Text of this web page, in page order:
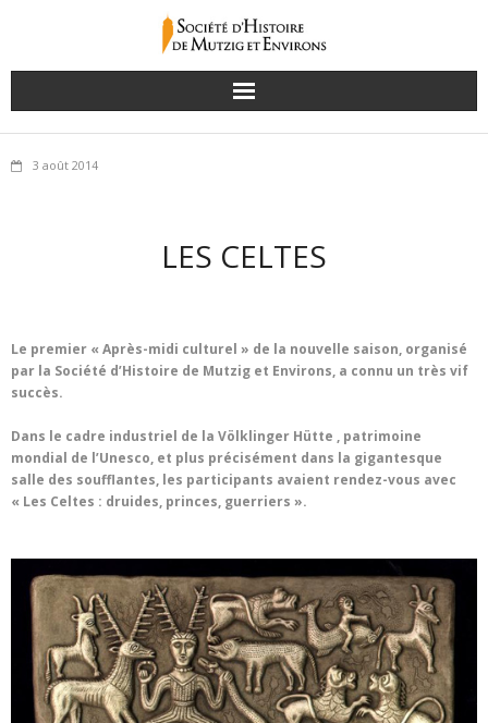
3 août 2014
LES CELTES
Le premier « Après-midi culturel » de la nouvelle saison, organisé
par la Société d’Histoire de Mutzig et Environs, a connu un très vif
succès.
Dans le cadre industriel de la Völklinger Hütte , patrimoine
mondial de l’Unesco, et plus précisément dans la gigantesque
salle des soufflantes, les participants avaient rendez-vous avec
« Les Celtes : druides, princes, guerriers ».